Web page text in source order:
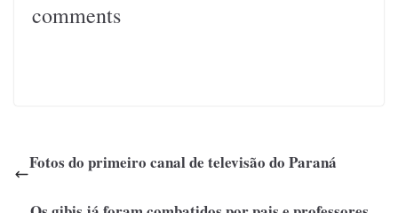
comments
Fotos do primeiro canal de televisão do Paraná